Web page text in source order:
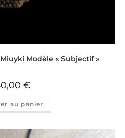
Modèle « Subjectif »
€
au panier